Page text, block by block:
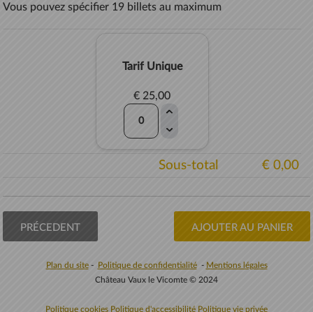
Vous pouvez spécifier 19 billets au maximum
Tarif Unique
€ 25,00
Sous-total € 0,00
PRÉCEDENT AJOUTER AU PANIER
Plan du site- Politique de confidentialité- Mentions légales
Château Vaux le Vicomte © 2024
Politique cookies Politique d'accessibilité Politique vie privée